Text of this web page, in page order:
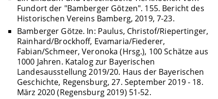
Fundort der "Bamberger Götzen". 155. Bericht des
Historischen Vereins Bamberg, 2019, 7-23.
Bamberger Götze. In: Paulus, Christof/Riepertinger,
Rainhard/Brockhoff, Evamaria/Fiederer,
Fabian/Schmeer, Veronoka (Hrsg.), 100 Schätze aus
1000 Jahren. Katalog zur Bayerischen
Landesausstellung 2019/20. Haus der Bayerischen
Geschichte, Regensburg, 27. September 2019 - 18.
März 2020 (Regensburg 2019) 51-52.